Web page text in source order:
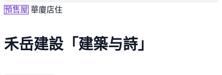
預售屋 華廈店住
禾岳建設「建築与詩」